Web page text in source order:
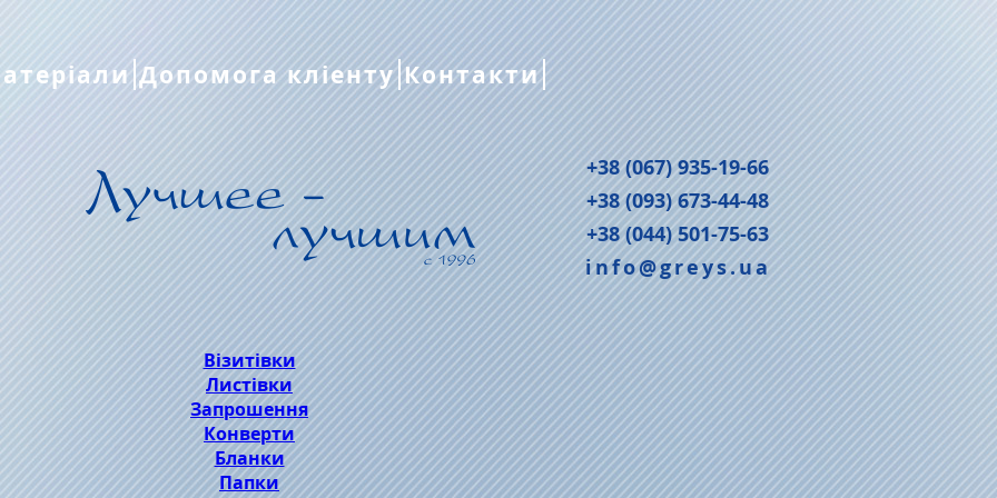
Допомога кліенту Контакти
+38 (067) 935-19-66
+38 (093) 673-44-48
+38 (044) 501-75-63
info@greys.ua
Візитівки
Листівки
Запрошення
Конверти
Бланки
Папки